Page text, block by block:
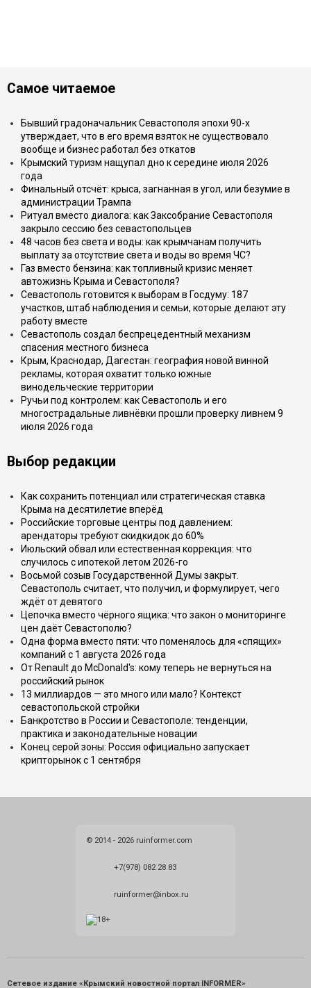
Самое читаемое
Бывший градоначальник Севастополя эпохи 90-х
утверждает, что в его время взяток не существовало
вообще и бизнес работал без откатов
Крымский туризм нащупал дно к середине июля 2026
года
Финальный отсчёт: крыса, загнанная в угол, или безумие в
администрации Трампа
Ритуал вместо диалога: как Заксобрание Севастополя
закрыло сессию без севастопольцев
48 часов без света и воды: как крымчанам получить
выплату за отсутствие света и воды во время ЧС?
Газ вместо бензина: как топливный кризис меняет
автожизнь Крыма и Севастополя?
Севастополь готовится к выборам в Госдуму: 187
участков, штаб наблюдения и семьи, которые делают эту
работу вместе
Севастополь создал беспрецедентный механизм
спасения местного бизнеса
Крым, Краснодар, Дагестан: география новой винной
рекламы, которая охватит только южные
винодельческие территории
Ручьи под контролем: как Севастополь и его
многострадальные ливнёвки прошли проверку ливнем 9
июля 2026 года
Выбор редакции
Как сохранить потенциал или стратегическая ставка
Крыма на десятилетие вперёд
Российские торговые центры под давлением:
арендаторы требуют скидкидок до 60%
Июльский обвал или естественная коррекция: что
случилось с ипотекой летом 2026-го
Восьмой созыв Государственной Думы закрыт.
Севастополь считает, что получил, и формулирует, чего
ждёт от девятого
Цепочка вместо чёрного ящика: что закон о мониторинге
цен даёт Севастополю?
Одна форма вместо пяти: что поменялось для «спящих»
компаний с 1 августа 2026 года
От Renault до McDonald's: кому теперь не вернуться на
российский рынок
13 миллиардов — это много или мало? Контекст
севастопольской стройки
Банкротство в России и Севастополе: тенденции,
практика и законодательные новации
Конец серой зоны: Россия официально запускает
крипторынок с 1 сентября
© 2014 - 2026 ruinformer.com
+7(978) 082 28 83
ruinformer@inbox.ru
Сетевое издание «Крымский новостной портал INFORMER»